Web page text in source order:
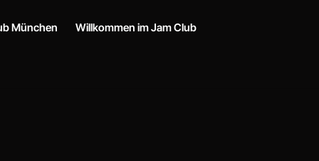
München Willkommen im Jam Club